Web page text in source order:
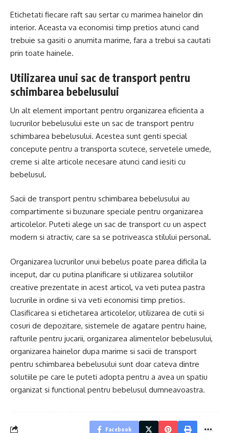
Etichetati fiecare raft sau sertar cu marimea hainelor din
interior. Aceasta va economisi timp pretios atunci cand
trebuie sa gasiti o anumita marime, fara a trebui sa cautati
prin toate hainele.
Utilizarea unui sac de transport pentru
schimbarea bebelusului
Un alt element important pentru organizarea eficienta a
lucrurilor bebelusului este un sac de transport pentru
schimbarea bebelusului. Acestea sunt genti special
concepute pentru a transporta scutece, servetele umede,
creme si alte articole necesare atunci cand iesiti cu
bebelusul.
Sacii de transport pentru schimbarea bebelusului au
compartimente si buzunare speciale pentru organizarea
articolelor. Puteti alege un sac de transport cu un aspect
modern si atractiv, care sa se potriveasca stilului personal.
Organizarea lucrurilor unui bebelus poate parea dificila la
inceput, dar cu putina planificare si utilizarea solutiilor
creative prezentate in acest articol, va veti putea pastra
lucrurile in ordine si va veti economisi timp pretios.
Clasificarea si etichetarea articolelor, utilizarea de cutii si
cosuri de depozitare, sistemele de agatare pentru haine,
rafturile pentru jucarii, organizarea alimentelor bebelusului,
organizarea hainelor dupa marime si sacii de transport
pentru schimbarea bebelusului sunt doar cateva dintre
solutiile pe care le puteti adopta pentru a avea un spatiu
organizat si functional pentru bebelusul dumneavoastra.
Facebook